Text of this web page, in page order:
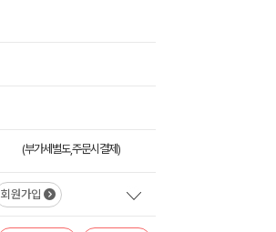
(부가세별도,주문시결제)
회원가입